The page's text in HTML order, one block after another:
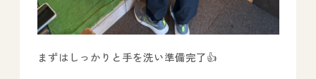
まずはしっかりと手を洗い準備完了👍